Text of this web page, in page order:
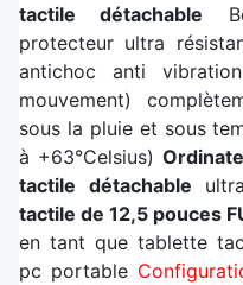
tactile détachable
protecteur ultra
antichoc anti
mouvement)
sous la pluie et sous
à +63°Celsius)
tactile détachable
tactile de 12,5 pouces
en tant que tablette
pc portable